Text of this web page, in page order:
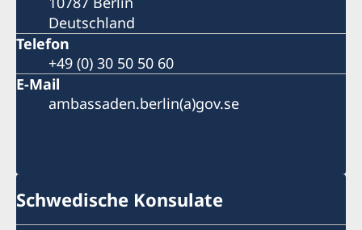
Deutschland
Telefon
+49 (0) 30 50 50 60
E-Mail
ambassaden.berlin(a)gov.se
Schwedische Konsulate